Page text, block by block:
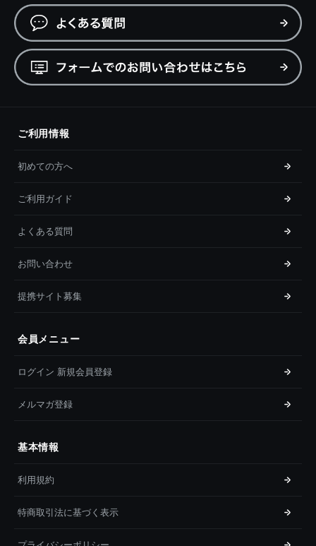
ご利用情報
初めての方へ
ご利用ガイド
よくある質問
お問い合わせ
提携サイト募集
会員メニュー
ログイン 新規会員登録
メルマガ登録
基本情報
利用規約
特商取引法に基づく表示